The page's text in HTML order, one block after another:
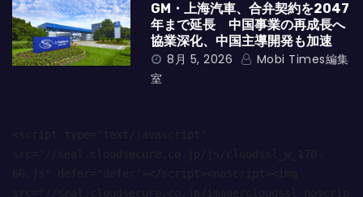
GM・上海汽車、合弁契約を2047
年まで延長 中国事業の再成長へ
協業深化、中国主導開発も加速
8月 5, 2026
Mobi Times編集
室